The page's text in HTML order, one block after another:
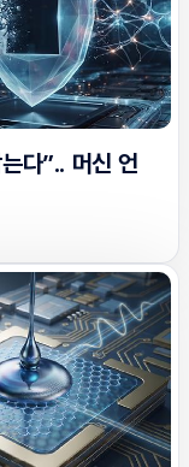
다”.. 머신 언